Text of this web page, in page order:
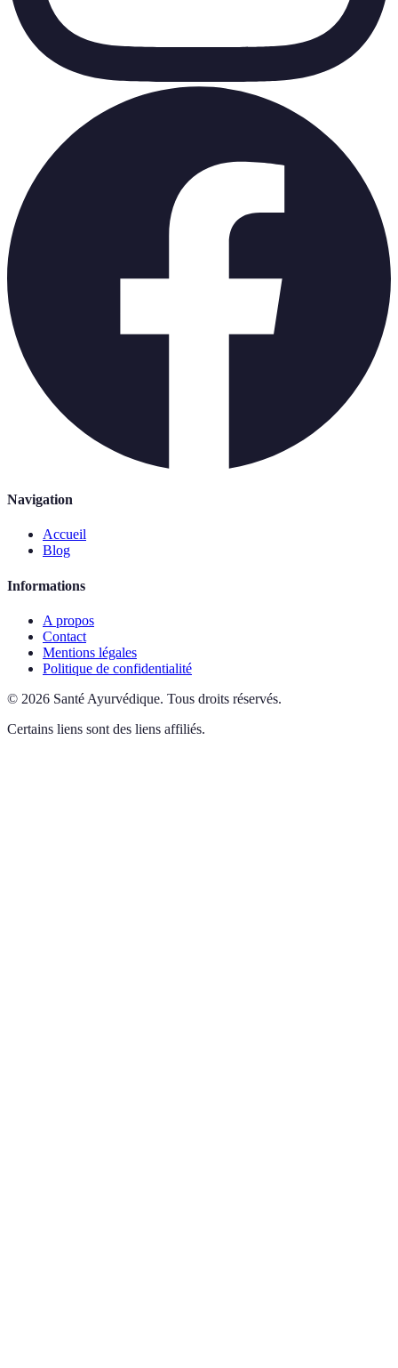
Navigation
Accueil
Blog
Informations
A propos
Contact
Mentions légales
Politique de confidentialité
© 2026 Santé Ayurvédique. Tous droits réservés.
Certains liens sont des liens affiliés.